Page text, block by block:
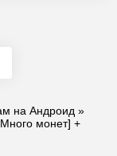
на Андроид »
монет] +